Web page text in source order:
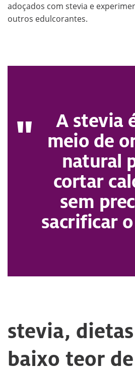
adoçados com stevia e
outros edulcorantes.
A stevia
meio de
natural
cortar
sem
sacrificar
stevia,
baixo teor de